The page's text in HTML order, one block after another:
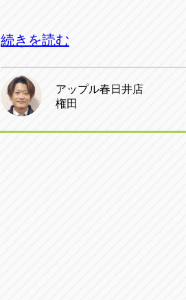
続きを読む
アップル春日井店
権田